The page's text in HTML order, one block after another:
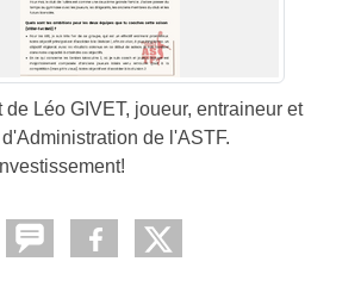
de Léo GIVET, joueur, entraineur et
de l'ASTF.